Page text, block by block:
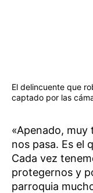
El delincuente que
captado por las
«Apenado, muy
nos pasa. Es el
Cada vez
protegernos y
parroquia